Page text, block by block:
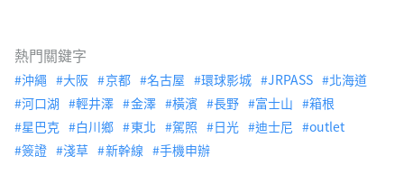
熱門關鍵字
沖繩 大阪 京都 名古屋 環球影城 JRPASS
北海道
河口湖
輕井澤 金澤 橫濱 長野 富士山
箱根
星巴克
白川鄉 東北 駕照 日光 迪士尼
outlet
簽證
淺草 新幹線 手機申辦